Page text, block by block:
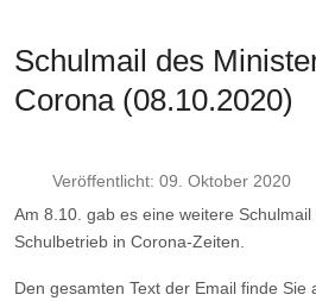
Schulmail des
Corona (08.10.2020)
Veröffentlicht: 09. Oktober 2020
Am 8.10. gab es eine weitere
Schulbetrieb in Corona-Zeiten.
Den gesamten Text der Email finde Sie